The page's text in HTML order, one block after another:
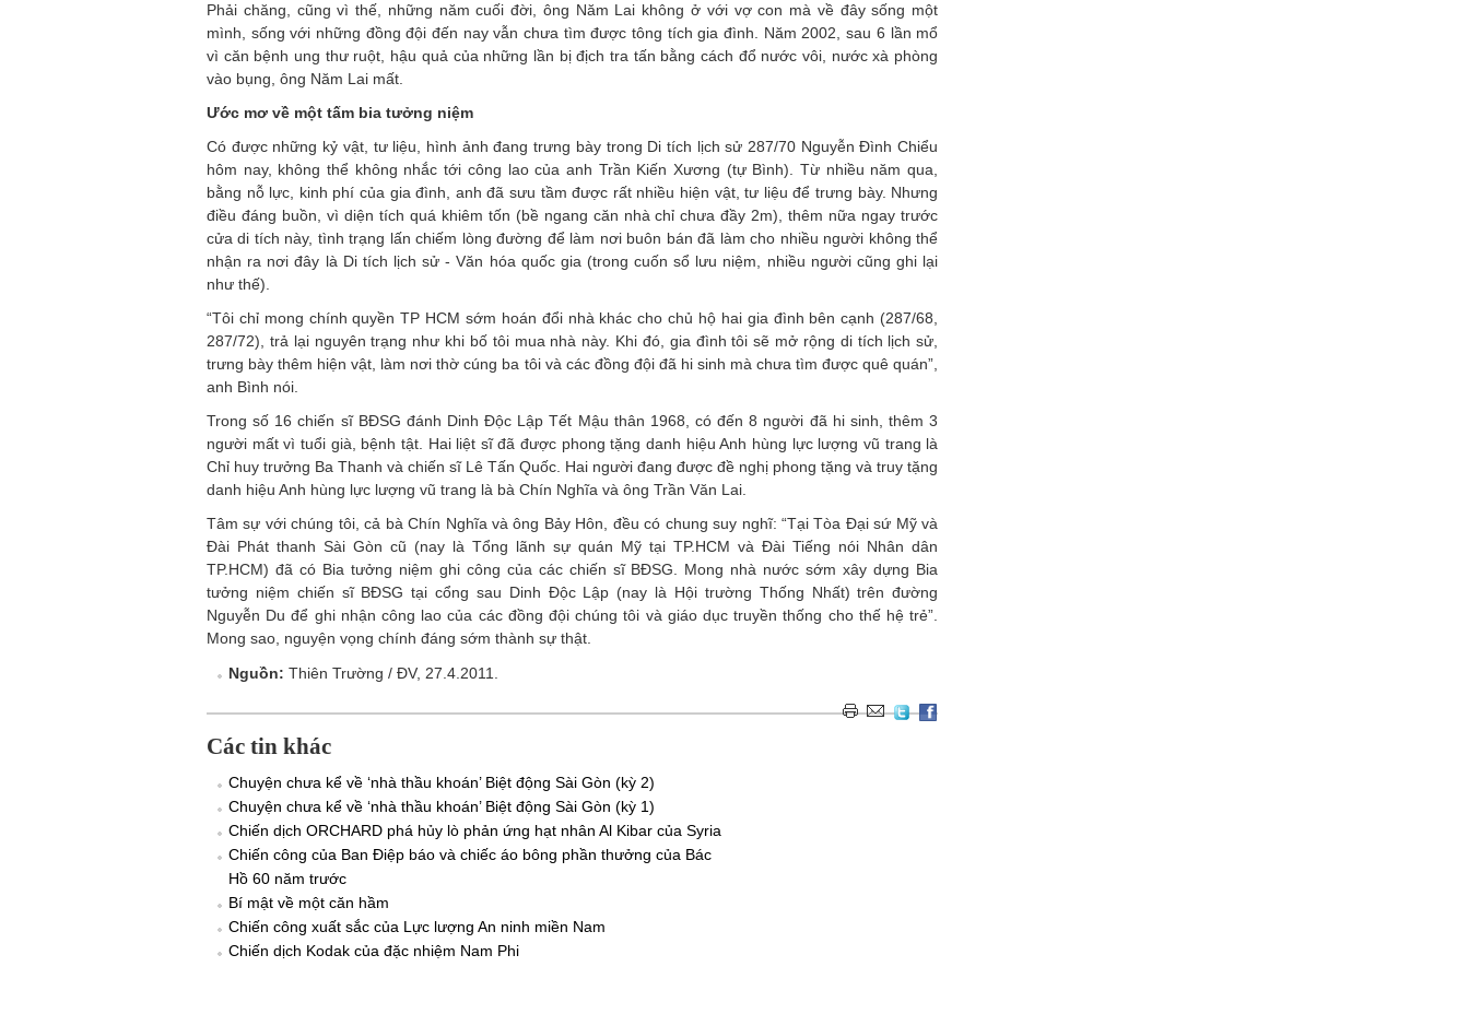
Phải chăng, cũng vì thế, những năm cuối đời, ông Năm Lai không ở với vợ con mà về đây sống một
mình, sống với những đồng đội đến nay vẫn chưa tìm được tông tích gia đình. Năm 2002, sau 6 lần mổ
vì căn bệnh ung thư ruột, hậu quả của những lần bị địch tra tấn bằng cách đổ nước vôi, nước xà phòng
vào bụng, ông Năm Lai mất.
Ước mơ về một tấm bia tưởng niệm
Có được những kỷ vật, tư liệu, hình ảnh đang trưng bày trong Di tích lịch sử 287/70 Nguyễn Đình Chiểu
hôm nay, không thể không nhắc tới công lao của anh Trần Kiến Xương (tự Bình). Từ nhiều năm qua,
bằng nỗ lực, kinh phí của gia đình, anh đã sưu tầm được rất nhiều hiện vật, tư liệu để trưng bày. Nhưng
điều đáng buồn, vì diện tích quá khiêm tốn (bề ngang căn nhà chỉ chưa đầy 2m), thêm nữa ngay trước
cửa di tích này, tình trạng lấn chiếm lòng đường để làm nơi buôn bán đã làm cho nhiều người không thể
nhận ra nơi đây là Di tích lịch sử - Văn hóa quốc gia (trong cuốn sổ lưu niệm, nhiều người cũng ghi lại
như thế).
“Tôi chỉ mong chính quyền TP HCM sớm hoán đổi nhà khác cho chủ hộ hai gia đình bên cạnh (287/68,
287/72), trả lại nguyên trạng như khi bố tôi mua nhà này. Khi đó, gia đình tôi sẽ mở rộng di tích lịch sử,
trưng bày thêm hiện vật, làm nơi thờ cúng ba tôi và các đồng đội đã hi sinh mà chưa tìm được quê quán”,
anh Bình nói.
Trong số 16 chiến sĩ BĐSG đánh Dinh Độc Lập Tết Mậu thân 1968, có đến 8 người đã hi sinh, thêm 3
người mất vì tuổi già, bệnh tật. Hai liệt sĩ đã được phong tặng danh hiệu Anh hùng lực lượng vũ trang là
Chỉ huy trưởng Ba Thanh và chiến sĩ Lê Tấn Quốc. Hai người đang được đề nghị phong tặng và truy tặng
danh hiệu Anh hùng lực lượng vũ trang là bà Chín Nghĩa và ông Trần Văn Lai.
Tâm sự với chúng tôi, cả bà Chín Nghĩa và ông Bảy Hôn, đều có chung suy nghĩ: “Tại Tòa Đại sứ Mỹ và
Đài Phát thanh Sài Gòn cũ (nay là Tổng lãnh sự quán Mỹ tại TP.HCM và Đài Tiếng nói Nhân dân
TP.HCM) đã có Bia tưởng niệm ghi công của các chiến sĩ BĐSG. Mong nhà nước sớm xây dựng Bia
tưởng niệm chiến sĩ BĐSG tại cổng sau Dinh Độc Lập (nay là Hội trường Thống Nhất) trên đường
Nguyễn Du để ghi nhận công lao của các đồng đội chúng tôi và giáo dục truyền thống cho thế hệ trẻ”.
Mong sao, nguyện vọng chính đáng sớm thành sự thật.
Nguồn: Thiên Trường / ĐV, 27.4.2011.
Các tin khác
Chuyện chưa kể về ‘nhà thầu khoán’ Biệt động Sài Gòn (kỳ 2)
Chuyện chưa kể về ‘nhà thầu khoán’ Biệt động Sài Gòn (kỳ 1)
Chiến dịch ORCHARD phá hủy lò phản ứng hạt nhân Al Kibar của Syria
Chiến công của Ban Điệp báo và chiếc áo bông phần thưởng của Bác
Hồ 60 năm trước
Bí mật về một căn hầm
Chiến công xuất sắc của Lực lượng An ninh miền Nam
Chiến dịch Kodak của đặc nhiệm Nam Phi